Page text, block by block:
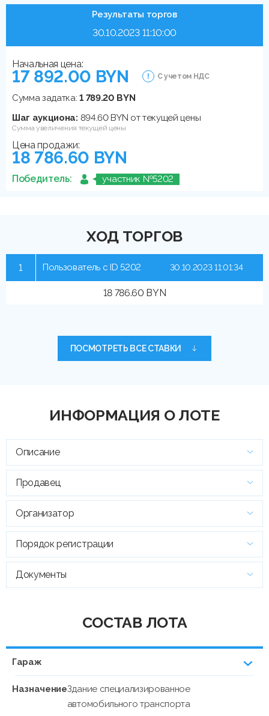
Результаты торгов
30.10.2023 11:10:00
Начальная цена:
17 892.00 BYN С учетом НДС
Сумма задатка:1 789.20 BYN
Шаг аукциона: 894.60 BYN от текущей цены
Сумма увеличения текущей цены
Цена продажи:
18 786.60 BYN
Победитель: участник №5202
ХОД ТОРГОВ
1 Пользователь с ID 5202
18 786.60 BYN
30.10.2023 11:01:34
ПОСМОТРЕТЬ ВСЕ СТАВКИ
ИНФОРМАЦИЯ О ЛОТЕ
Описание
Продавец
Организатор
Порядок регистрации
Документы
СОСТАВ ЛОТА
Гараж
НазначениеЗдание специализированное
автомобильного транспорта